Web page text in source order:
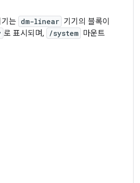
는 dm-linear 기기의 블록이
로 표시되며, /system 마운트